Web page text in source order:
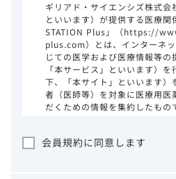
ギリアド・サイエンシズ株式会
といいます）が提供する医療関
STATION Plus」（https://
plus.com）とは、インターネ
じての医学および医療情報等の
「本サービス」といいます）
下、「本サイト」といいます）
者（医師等）を対象に医療用医
だくための情報を集約したもの
事項をご熟読いただき、同意さ
会員規約に同意します